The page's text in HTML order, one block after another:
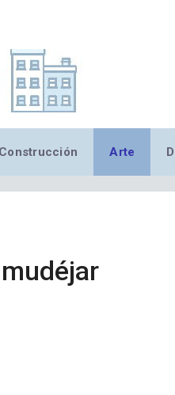
Construcción Arte